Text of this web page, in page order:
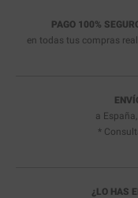
PAGO 100%
en todas tus compras
a
*
¿LO HAS